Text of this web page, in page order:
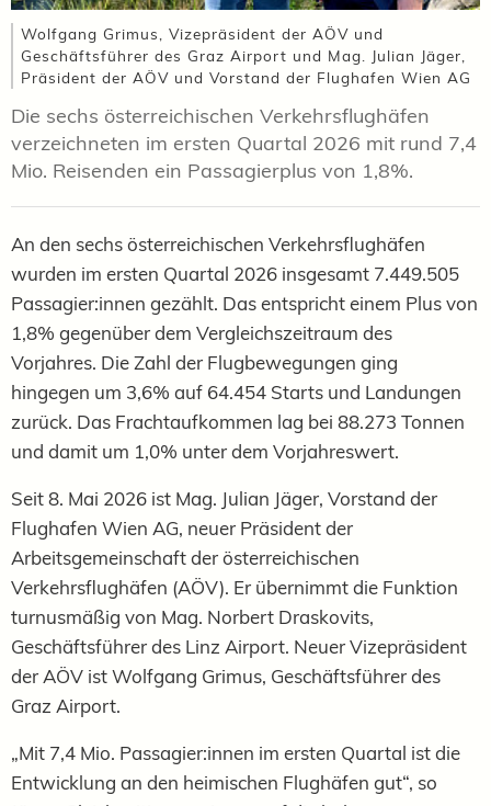
Wolfgang Grimus, Vizepräsident der AÖV und
Geschäftsführer des Graz Airport und Mag. Julian Jäger,
Präsident der AÖV und Vorstand der Flughafen Wien AG
Die sechs österreichischen Verkehrsflughäfen
verzeichneten im ersten Quartal 2026 mit rund 7,4
Mio. Reisenden ein Passagierplus von 1,8%.
An den sechs österreichischen Verkehrsflughäfen
wurden im ersten Quartal 2026 insgesamt 7.449.505
Passagier:innen gezählt. Das entspricht einem Plus von
1,8% gegenüber dem Vergleichszeitraum des
Vorjahres. Die Zahl der Flugbewegungen ging
hingegen um 3,6% auf 64.454 Starts und Landungen
zurück. Das Frachtaufkommen lag bei 88.273 Tonnen
und damit um 1,0% unter dem Vorjahreswert.
Seit 8. Mai 2026 ist Mag. Julian Jäger, Vorstand der
Flughafen Wien AG, neuer Präsident der
Arbeitsgemeinschaft der österreichischen
Verkehrsflughäfen (AÖV). Er übernimmt die Funktion
turnusmäßig von Mag. Norbert Draskovits,
Geschäftsführer des Linz Airport. Neuer Vizepräsident
der AÖV ist Wolfgang Grimus, Geschäftsführer des
Graz Airport.
„Mit 7,4 Mio. Passagier:innen im ersten Quartal ist die
Entwicklung an den heimischen Flughäfen gut“, so